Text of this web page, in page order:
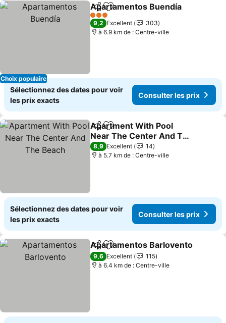
Choix populaire
PartagerAjouter à mes favoris
Apartamentos Buendía
3 Étoiles
9,2 Excellent
303
à 6.9 km de : Centre-ville
Sélectionnez des dates pour voir
les prix exacts
Consulter les prix
PartagerAjouter à mes favoris
Apartment With Pool
Near The Center And The
Beach
Consulter les prix
8,9 Excellent
14
à 5.7 km de : Centre-ville
Sélectionnez des dates pour voir
les prix exacts
Consulter les prix
PartagerAjouter à mes favoris
Apartamentos Barlovento
9,6 Excellent
115
à 6.4 km de : Centre-ville